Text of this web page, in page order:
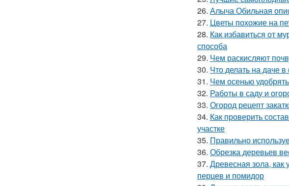
26. Алыча Обильная
27. Цветы похожие на
28. Как избавиться от
способа
29. Чем раскисляют
30. Что делать на даче
31. Чем осенью
32. Работы в саду и
33. Огород рецепт
34. Как проверить
участке
35. Правильно
36. Обрезка деревьев
37. Древесная зола, как
перцев и помидор